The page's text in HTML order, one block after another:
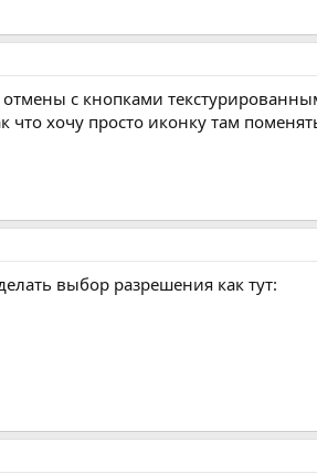
с кнопками
что хочу просто иконку там
выбор разрешения как тут: